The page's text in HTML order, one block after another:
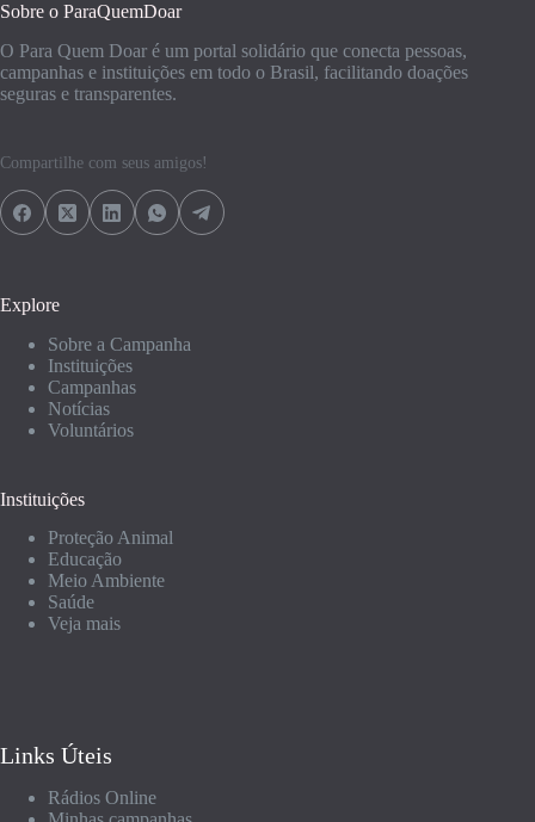
Sobre o ParaQuemDoar
O Para Quem Doar é um portal solidário que conecta pessoas,
campanhas e instituições em todo o Brasil, facilitando doações
seguras e transparentes.
Compartilhe com seus amigos!
Explore
Sobre a Campanha
Instituições
Campanhas
Notícias
Voluntários
Instituições
Proteção Animal
Educação
Meio Ambiente
Saúde
Veja mais
Links Úteis
Rádios Online